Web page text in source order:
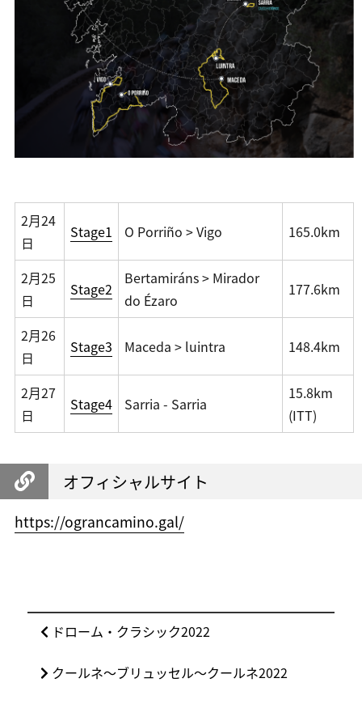
2月24
日
Stage1 O Porriño > Vigo 165.0km
2月25
日
Stage2
Bertamiráns > Mirador
do Ézaro
177.6km
2月26
日
Stage3 Maceda > luintra 148.4km
2月27
日
Stage4 Sarria - Sarria
15.8km
(ITT)
オフィシャルサイト
https://ograncamino.gal/
前
投
ドローム・クラシック2022
次
クールネ〜ブリュッセル〜クールネ2022